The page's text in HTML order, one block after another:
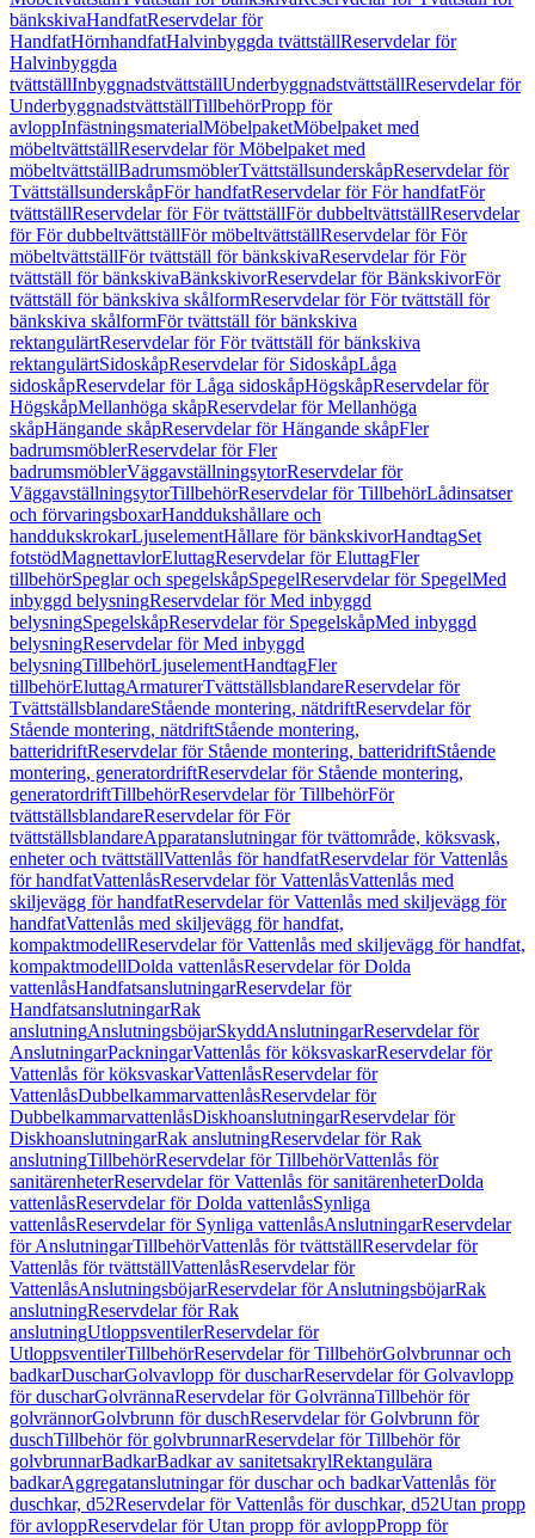
bänkskivaHandfatReservdelar för
HandfatHörnhandfatHalvinbyggda tvättställReservdelar för
Halvinbyggda
tvättställInbyggnadstvättställUnderbyggnadstvättställReservdelar för
UnderbyggnadstvättställTillbehörPropp för
avloppInfästningsmaterialMöbelpaketMöbelpaket med
möbeltvättställReservdelar för Möbelpaket med
möbeltvättställBadrumsmöblerTvättställsunderskåpReservdelar för
TvättställsunderskåpFör handfatReservdelar för För handfatFör
tvättställReservdelar för För tvättställFör dubbeltvättställReservdelar
för För dubbeltvättställFör möbeltvättställReservdelar för För
möbeltvättställFör tvättställ för bänkskivaReservdelar för För
tvättställ för bänkskivaBänkskivorReservdelar för BänkskivorFör
tvättställ för bänkskiva skålformReservdelar för För tvättställ för
bänkskiva skålformFör tvättställ för bänkskiva
rektangulärtReservdelar för För tvättställ för bänkskiva
rektangulärtSidoskåpReservdelar för SidoskåpLåga
sidoskåpReservdelar för Låga sidoskåpHögskåpReservdelar för
HögskåpMellanhöga skåpReservdelar för Mellanhöga
skåpHängande skåpReservdelar för Hängande skåpFler
badrumsmöblerReservdelar för Fler
badrumsmöblerVäggavställningsytorReservdelar för
VäggavställningsytorTillbehörReservdelar för TillbehörLådinsatser
och förvaringsboxarHanddukshållare och
handdukskrokarLjuselementHållare för bänkskivorHandtagSet
fotstödMagnettavlorEluttagReservdelar för EluttagFler
tillbehörSpeglar och spegelskåpSpegelReservdelar för SpegelMed
inbyggd belysningReservdelar för Med inbyggd
belysningSpegelskåpReservdelar för SpegelskåpMed inbyggd
belysningReservdelar för Med inbyggd
belysningTillbehörLjuselementHandtagFler
tillbehörEluttagArmaturerTvättställsblandareReservdelar för
TvättställsblandareStående montering, nätdriftReservdelar för
Stående montering, nätdriftStående montering,
batteridriftReservdelar för Stående montering, batteridriftStående
montering, generatordriftReservdelar för Stående montering,
generatordriftTillbehörReservdelar för TillbehörFör
tvättställsblandareReservdelar för För
tvättställsblandareApparatanslutningar för tvättområde, köksvask,
enheter och tvättställVattenlås för handfatReservdelar för Vattenlås
för handfatVattenlåsReservdelar för VattenlåsVattenlås med
skiljevägg för handfatReservdelar för Vattenlås med skiljevägg för
handfatVattenlås med skiljevägg för handfat,
kompaktmodellReservdelar för Vattenlås med skiljevägg för handfat,
kompaktmodellDolda vattenlåsReservdelar för Dolda
vattenlåsHandfatsanslutningarReservdelar för
HandfatsanslutningarRak
anslutningAnslutningsböjarSkyddAnslutningarReservdelar för
AnslutningarPackningarVattenlås för köksvaskarReservdelar för
Vattenlås för köksvaskarVattenlåsReservdelar för
VattenlåsDubbelkammarvattenlåsReservdelar för
DubbelkammarvattenlåsDiskhoanslutningarReservdelar för
DiskhoanslutningarRak anslutningReservdelar för Rak
anslutningTillbehörReservdelar för TillbehörVattenlås för
sanitärenheterReservdelar för Vattenlås för sanitärenheterDolda
vattenlåsReservdelar för Dolda vattenlåsSynliga
vattenlåsReservdelar för Synliga vattenlåsAnslutningarReservdelar
för AnslutningarTillbehörVattenlås för tvättställReservdelar för
Vattenlås för tvättställVattenlåsReservdelar för
VattenlåsAnslutningsböjarReservdelar för AnslutningsböjarRak
anslutningReservdelar för Rak
anslutningUtloppsventilerReservdelar för
UtloppsventilerTillbehörReservdelar för TillbehörGolvbrunnar och
badkarDuscharGolvavlopp för duscharReservdelar för Golvavlopp
för duscharGolvrännaReservdelar för GolvrännaTillbehör för
golvrännorGolvbrunn för duschReservdelar för Golvbrunn för
duschTillbehör för golvbrunnarReservdelar för Tillbehör för
golvbrunnarBadkarBadkar av sanitetsakrylRektangulära
badkarAggregatanslutningar för duschar och badkarVattenlås för
duschkar, d52Reservdelar för Vattenlås för duschkar, d52Utan propp
för avloppReservdelar för Utan propp för avloppPropp för